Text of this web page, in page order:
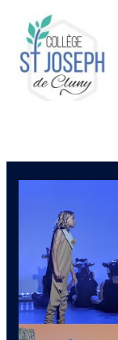
contenu